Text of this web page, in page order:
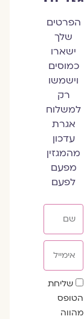
הפרטים
שלך
ישארו
כמוסים
וישמשו
רק
למשלוח
אגרת
עדכון
מהמגזין
מפעם
לפעם
שדה
הסכמה
שליחת
הטופס
מהווה